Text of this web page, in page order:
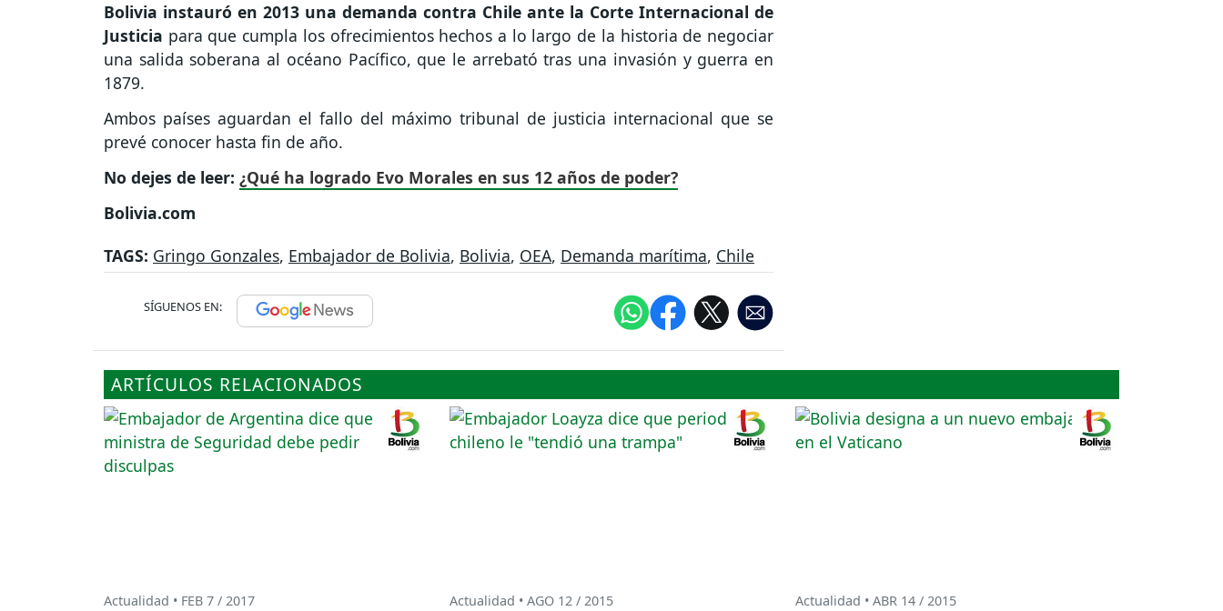
Bolivia instauró en 2013 una demanda contra Chile ante la Corte Internacional de
Justicia para que cumpla los ofrecimientos hechos a lo largo de la historia de negociar
una salida soberana al océano Pacífico, que le arrebató tras una invasión y guerra en
1879.
Ambos países aguardan el fallo del máximo tribunal de justicia internacional que se
prevé conocer hasta fin de año.
No dejes de leer: ¿Qué ha logrado Evo Morales en sus 12 años de poder?
Bolivia.com
TAGS: Gringo Gonzales, Embajador de Bolivia, Bolivia, OEA, Demanda marítima, Chile
SÍGUENOS EN:
ARTÍCULOS RELACIONADOS
Actualidad • FEB 7 / 2017 Actualidad • AGO 12 / 2015 Actualidad • ABR 14 / 2015